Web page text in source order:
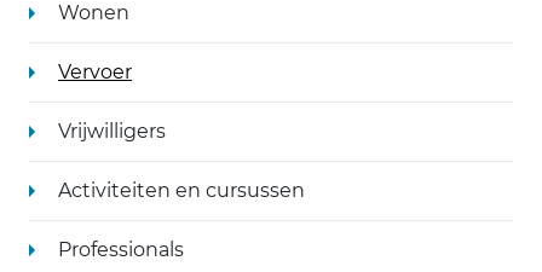
Wonen
Vervoer
Vrijwilligers
Activiteiten en cursussen
Professionals